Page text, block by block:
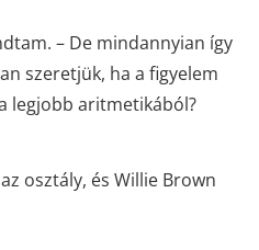
– De mindannyian így
szeretjük, ha a figyelem
legjobb aritmetikából?
osztály, és Willie Brown